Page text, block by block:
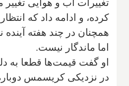
تغییرات آب و هوایی تغییر
کرده، و ادامه داد که
همچنان در چند هفته آینده
اما ماندگار نیست.
او گفت قیمت‌ها قطعا به
در نزدیکی کریسمس